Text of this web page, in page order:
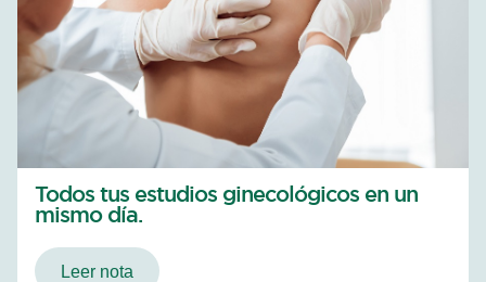
Todos tus estudios ginecológicos en un
mismo día.
Leer nota